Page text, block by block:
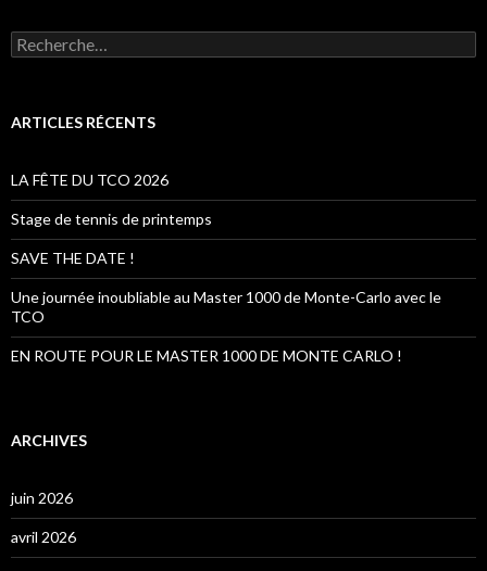
R
e
e
h
e
r
:
ARTICLES RÉCENTS
LA FÊTE DU TCO 2026
Stage de tennis de printemps
SAVE THE DATE !
Une journée inoubliable au Master 1000 de Monte-Carlo avec le
TCO
EN ROUTE POUR LE MASTER 1000 DE MONTE CARLO !
ARCHIVES
juin 2026
avril 2026